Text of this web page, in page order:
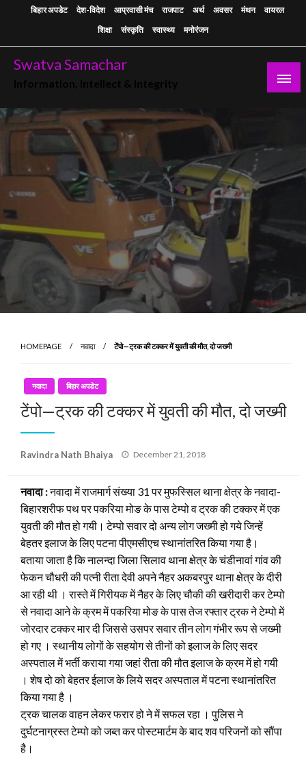
बिहार अपडेट देश-विदेश आप्रवासी मंच राजपाट अर्थ अवसर मंथन
वायरल
शिक्षा
संस्कृति स्वास्थ्य मनोरंजन
Swatva Samachar
HOMEPAGE नवादा टेंपो—ट्रक की टक्कर में युवती की मौत, दो जख्मी
नवादा बिहार अपडेट
टेंपो—ट्रक की टक्कर में युवती की मौत, दो जख्मी
Ravindra Nath Bhaiya
Posted
December 21, 2018
नवादा :नवादा में राजमार्ग संख्या 31 पर मुफस्सिल थाना क्षेत्र के नवादा-
बिहारशरीफ पथ पर पकरिया मोङ के पास टेम्पो व ट्रक की टक्कर में एक
युवती की मौत हो गयी। टेम्पो सवार दो अन्य लोग जख्मी हो गये जिन्हें
बेहतर इलाज के लिए पटना पीएमसीएच स्थानांतरित किया गया है।
बताया जाता है कि नालन्दा जिला सिलाव थाना क्षेत्र के चंडीनावां गांव की
फेकन चौधरी की पत्नी रीता देवी अपने नैहर अकबरपुर थाना क्षेत्र के दीरी
आ रही थी । रास्ते में गिरीयक में नैहर के लिए चौकी की खरीदारी कर टेम्पो
से नवादा आने के क्रम में पकरिया मोङ के पास तेज रफ्तार ट्रक ने टेम्पो में
जोरदार टक्कर मार दी जिससे उसपर सवार तीन लोग गंभीर रूप से जख्मी
हो गए । स्थानीय लोगों के सहयोग से तीनों को इलाज के लिए सदर
अस्पताल में भर्ती कराया गया जहां रीता की मौत इलाज के क्रम में हो गयी
। शेष दो को बेहतर ईलाज के लिये सदर अस्पताल में पटना स्थानांतरित
किया गया है ।
ट्रक चालक वाहन लेकर फरार हो ने में सफल रहा । पुलिस ने
दुर्घटनाग्रस्त टेम्पो को जब्त कर पोस्टमार्टम के बाद शव परिजनों को सौंपा
है।